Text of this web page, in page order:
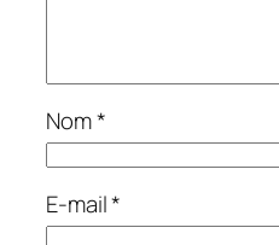
Nom*
E-mail*